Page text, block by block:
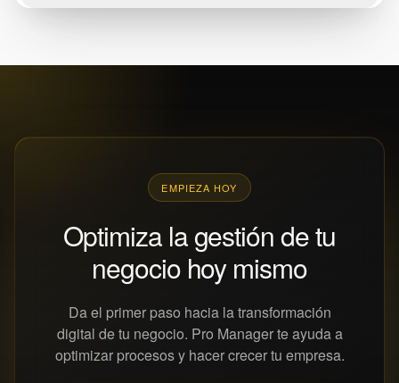
EMPIEZA HOY
Optimiza la gestión de tu
negocio hoy mismo
Da el primer paso hacia la transformación
digital de tu negocio. Pro Manager te ayuda a
optimizar procesos y hacer crecer tu empresa.